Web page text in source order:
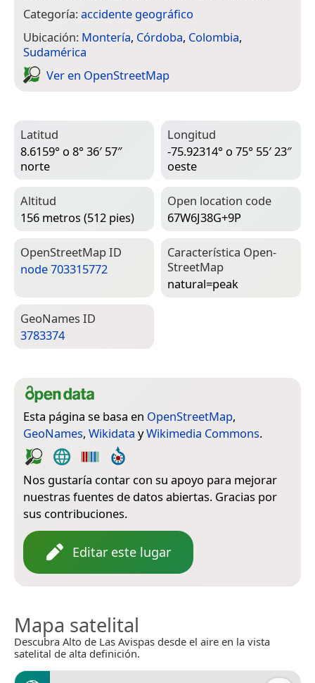
Categoría:accidente geográfico
Ubicación: Montería, Córdoba, Colombia,
Sudamérica
Ver en Open­Street­Map
Latitud
8.6159° o 8° 36′ 57″
norte
Longitud
-75.92314° o 75° 55′ 23″
oeste
Altitud
156 metros (512 pies)
Open location code
67W6J38G+9P
Open­Street­Map ID
node 703315772
Característica Open­
Street­Map
natural=­peak
Geo­Names ID
3783374
Esta página se basa en OpenStreetMap,
GeoNames, Wikidata yWikimedia Commons.
Nos gustaría contar con su apoyo para mejorar
nuestras fuentes de datos abiertas. Gracias por
sus contribuciones.
Editar este lugar
Mapa satelital
Descubra Alto de Las Avispas desde el aire en la vista
satelital de alta definición.